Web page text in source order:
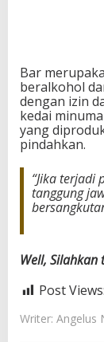
Bar
beralkohol
dengan izin
kedai
yang
pindahkan.
“Jika terjadi
tanggung
Well,
Post Views:
Writer: Angelus